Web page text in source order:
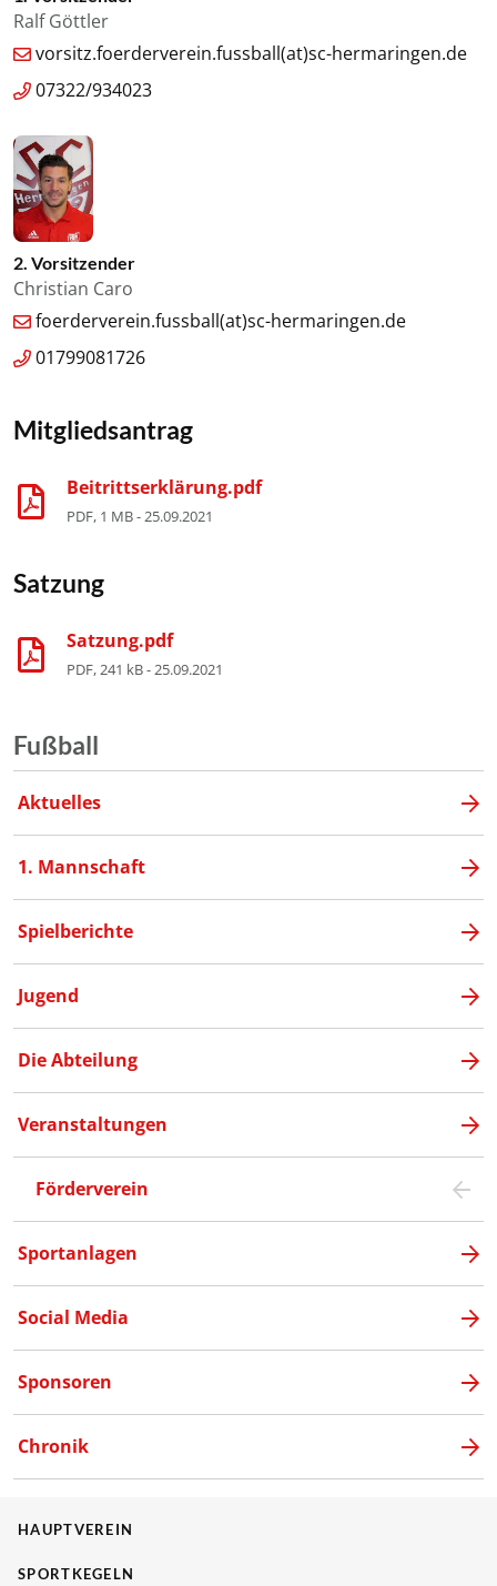
Ralf Göttler
vorsitz.foerderverein.fussball(at)sc-hermaringen.de
07322/934023
2. Vorsitzender
Christian Caro
foerderverein.fussball(at)sc-hermaringen.de
01799081726
Mitgliedsantrag
Beitrittserklärung.pdf
PDF, 1 MB - 25.09.2021
Satzung
Satzung.pdf
PDF, 241 kB - 25.09.2021
Fußball
Aktuelles
1. Mannschaft
Spielberichte
Jugend
Die Abteilung
Veranstaltungen
Förderverein
Sportanlagen
Social Media
Sponsoren
Chronik
HAUPTVEREIN
SPORTKEGELN